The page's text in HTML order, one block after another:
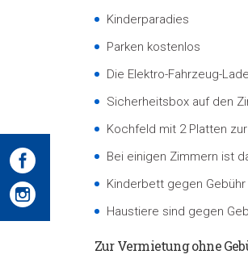
Kinderparadies
Parken kostenlos
Die Elektro-Fahrzeug-
Sicherheitsbox auf den
Kochfeld mit 2 Platten
Bei einigen Zimmern ist
Kinderbett gegen Gebühr
Haustiere sind gegen
Zur Vermietung ohne